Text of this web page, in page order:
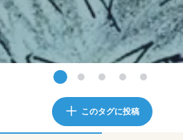
このタグに投稿